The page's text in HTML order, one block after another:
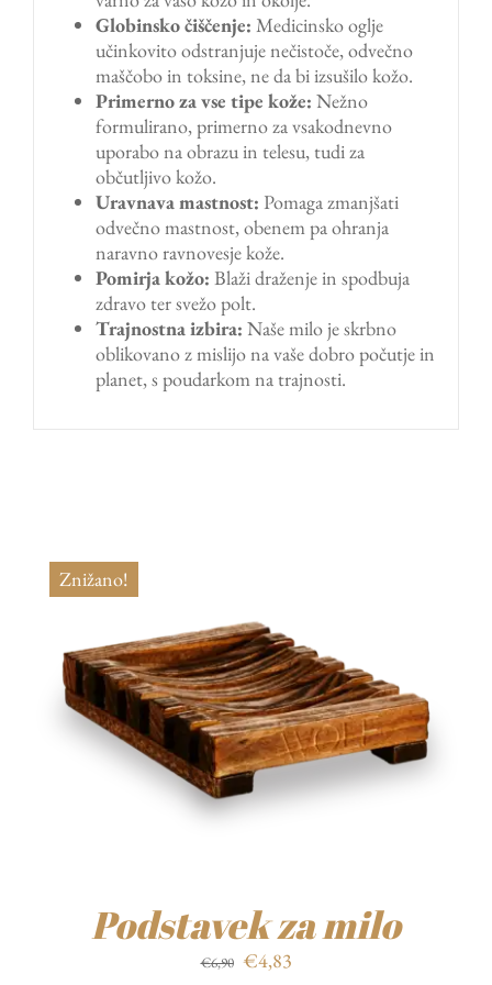
Globinsko čiščenje: Medicinsko oglje
učinkovito odstranjuje nečistoče, odvečno
maščobo in toksine, ne da bi izsušilo kožo.
Primerno za vse tipe kože: Nežno
formulirano, primerno za vsakodnevno
uporabo na obrazu in telesu, tudi za
občutljivo kožo.
Uravnava mastnost: Pomaga zmanjšati
odvečno mastnost, obenem pa ohranja
naravno ravnovesje kože.
Pomirja kožo: Blaži draženje in spodbuja
zdravo ter svežo polt.
Trajnostna izbira: Naše milo je skrbno
oblikovano z mislijo na vaše dobro počutje in
planet, s poudarkom na trajnosti.
Znižano!
Podstavek za milo
€6,90 Izvirna
€4,83Trenutna